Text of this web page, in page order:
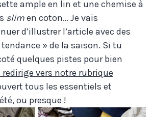
ample en lin et une chemise à
slimen coton… Je vais
d’illustrer l’article avec des
» de la saison. Si tu
quelques pistes pour bien
redirige vers notre rubrique
tous les essentiels et
ou presque !